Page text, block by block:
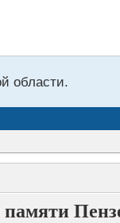
области.